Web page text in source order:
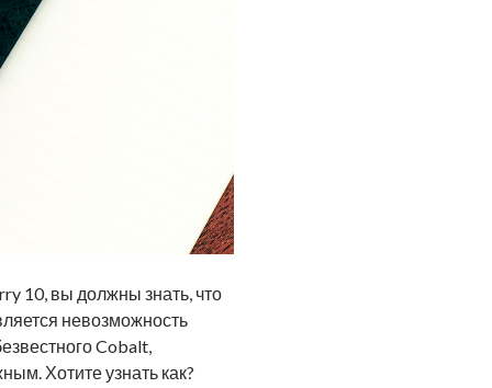
10, вы должны знать, что
невозможность
Cobalt,
Хотите узнать как?